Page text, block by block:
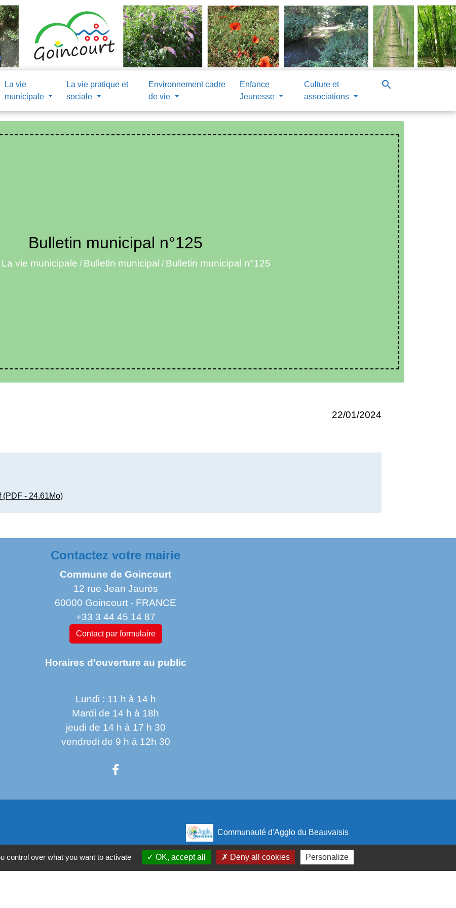
La vie
municipale
La vie pratique et
sociale
Environnement cadre
de vie
Enfance
Jeunesse
Culture et
associations
search
Bulletin municipal n°125
La vie municipale / Bulletin municipal / Bulletin municipal n°125
22/01/2024
(PDF - 24.61Mo)
Contactez votre mairie
Commune de Goincourt
12 rue Jean Jaurès
60000 Goincourt - FRANCE
+33 3 44 45 14 87
Contact par formulaire
Horaires d'ouverture au public
Lundi : 11 h à 14 h
Mardi de 14 h à 18h
jeudi de 14 h à 17 h 30
vendredi de 9 h à 12h 30
sécurisés
Communauté d'Agglo du Beauvaisis
Département de l'Oise
control over what you want to activate OK, accept all Deny all cookies Personalize